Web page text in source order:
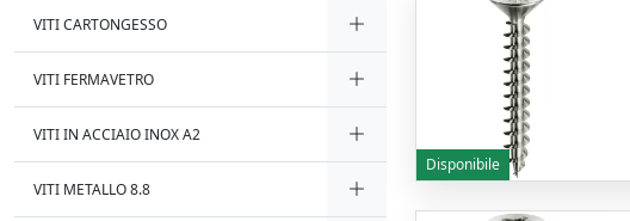
VITI CARTONGESSO
VITI FERMAVETRO
VITI IN ACCIAIO INOX A2
VITI METALLO 8.8
Disponibile